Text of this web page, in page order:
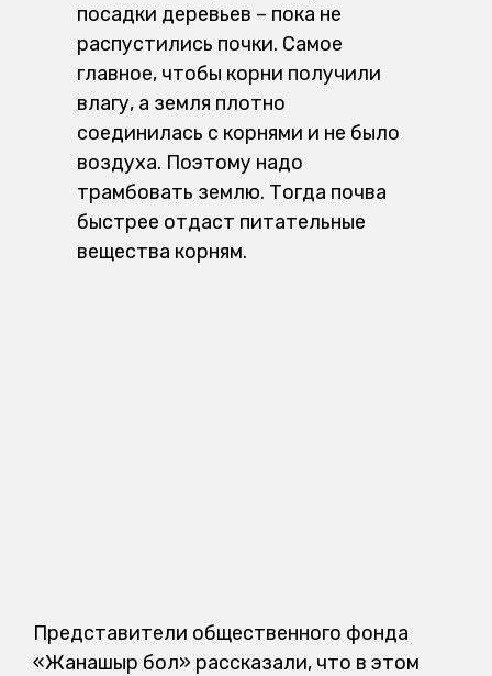
посадки деревьев – пока не
распустились почки. Самое
главное, чтобы корни получили
влагу, а земля плотно
соединилась с корнями и не было
воздуха. Поэтому надо
трамбовать землю. Тогда почва
быстрее отдаст питательные
вещества корням.
Представители общественного фонда
«Жанашыр бол» рассказали, что в этом